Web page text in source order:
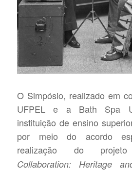
O Simpósio, realizado em
UFPEL e a Bath Spa
instituição de ensino
por meio do acordo
realização do
Collaboration: Heritage